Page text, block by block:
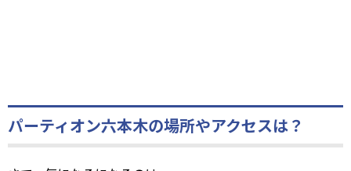
パーティオン六本木の場所やアクセスは？